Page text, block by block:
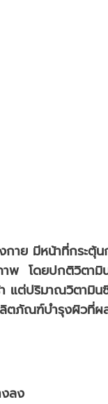
าย มีหน้าที่กระตุ้น
าพ โดยปกติวิตามิ
า แต่ปริมาณวิตามิน
ลิตภัณฑ์บำรุงผิวที่ผ
ลง